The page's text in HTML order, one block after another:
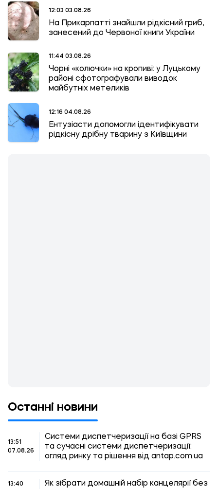
12:03 03.08.26
На Прикарпатті знайшли рідкісний гриб,
занесений до Червоної книги України
11:44 03.08.26
Чорні «колючки» на кропиві: у Луцькому
районі сфотографували виводок
майбутніх метеликів
12:16 04.08.26
Ентузіасти допомогли ідентифікувати
рідкісну дрібну тварину з Київщини
Останні новини
13:51
07.08.26
Системи диспетчеризації на базі GPRS
та сучасні системи диспетчеризації:
огляд ринку та рішення від antap.com.ua
13:40
Як зібрати домашній набір канцелярії без